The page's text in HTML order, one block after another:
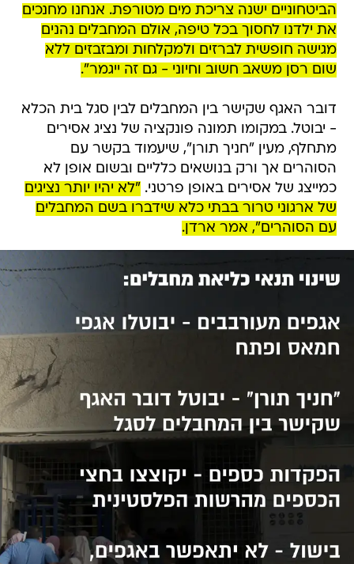
הביטחוניים ישנה צריכת מים מטורפת. אנחנו מחנכים
את ילדנו לחסוך בכל טיפה, אולם המחבלים נהנים
מגישה חופשית לברזים ולמקלחות ומבזבזים ללא
שום רסן משאב חשוב וחיוני - גם זה ייגמר".
דובר האגף שקישר בין המחבלים לבין סגל בית הכלא
- יבוטל. במקומו תמונה פונקציה של נציג אסירים
מתחלף, מעין "חניך תורן", שיעמוד בקשר עם
הסוהרים אך ורק בנושאים כלליים ובשום אופן לא
כמייצג של אסירים באופן פרטני. "לא יהיו יותר נציגים
של ארגוני טרור בבתי כלא שידברו בשם המחבלים
עם הסוהרים", אמר ארדן.